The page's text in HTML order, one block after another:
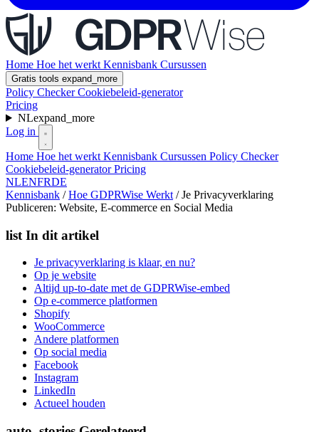
Home Hoe het werkt Kennisbank Cursussen
Gratis tools expand_more
Policy CheckerCookiebeleid-generator
Pricing
NLexpand_more
Log in
Home Hoe het werkt Kennisbank Cursussen Policy Checker
Cookiebeleid-generatorPricing
NLENFRDE
Kennisbank / Hoe GDPRWise Werkt / Je Privacyverklaring
Publiceren: Website, E-commerce en Social Media
list In dit artikel
Je privacyverklaring is klaar, en nu?
Op je website
Altijd up-to-date met de GDPRWise-embed
Op e-commerce platformen
Shopify
WooCommerce
Andere platformen
Op social media
Facebook
Instagram
LinkedIn
Actueel houden